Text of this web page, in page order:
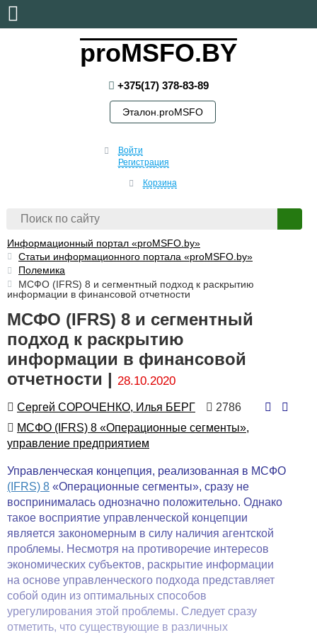
proMSFO.BY
+375(17) 378-83-89
Эталон.proMSFO
Войти
Регистрация
Корзина
Информационный портал «proMSFO.by»
Статьи информационного портала «proMSFO.by»
Полемика
МСФО (IFRS) 8 и сегментный подход к раскрытию
информации в финансовой отчетности
МСФО (IFRS) 8 и сегментный
подход к раскрытию
информации в финансовой
отчетности | 28.10.2020
Автор
Сергей СОРОЧЕНКО, Илья БЕРГ
Количество
2786
Автор
МСФО (IFRS) 8 «Операционные сегменты»,
управление предприятием
Управленческая концепция, реализованная в МСФО
(IFRS) 8 «Операционные сегменты», сразу не
воспринималась однозначно положительно. Однако
такое восприятие управленческой концепции
является закономерным в силу наличия агентской
проблемы. Несмотря на противоречие интересов
экономических субъектов, раскрытие информации
на основе управленческого подхода представляет
собой один из оптимальных способов
урегулирования этой проблемы. Следует сразу
отметить, что существующие в различных